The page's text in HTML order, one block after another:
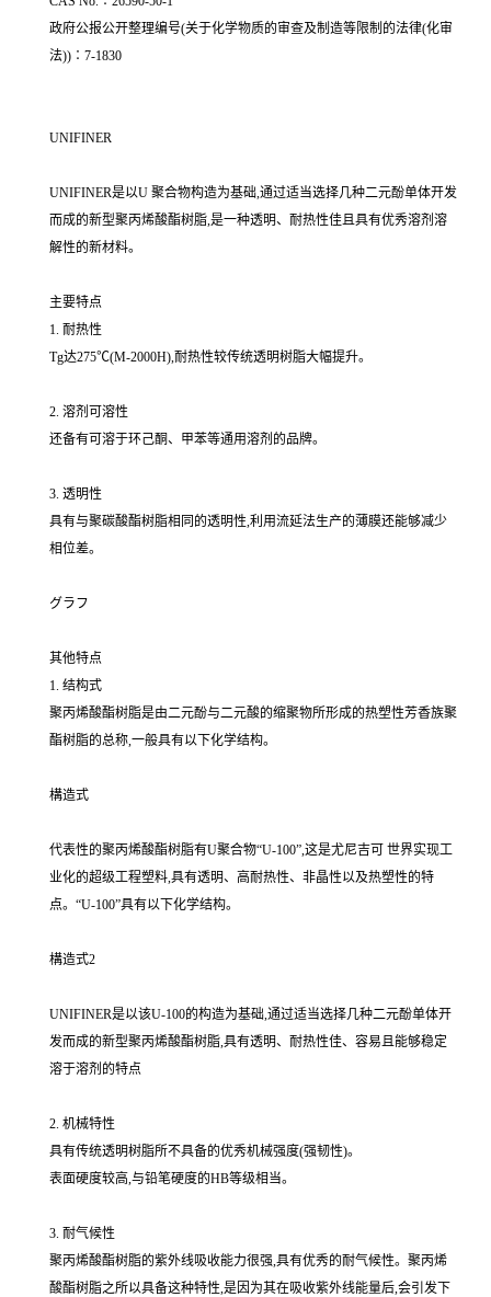
政府公报公开整理编号(关于化学物质的审查及制造等限制的法律(化审
法))∶7-1830
UNIFINER
UNIFINER是以U 聚合物构造为基础,通过适当选择几种二元酚单体开发
而成的新型聚丙烯酸酯树脂,是一种透明、耐热性佳且具有优秀溶剂溶
解性的新材料。
主要特点
1. 耐热性
Tg达275℃(M-2000H),耐热性较传统透明树脂大幅提升。
2. 溶剂可溶性
还备有可溶于环己酮、甲苯等通用溶剂的品牌。
3. 透明性
具有与聚碳酸酯树脂相同的透明性,利用流延法生产的薄膜还能够减少
相位差。
グラフ
其他特点
1. 结构式
聚丙烯酸酯树脂是由二元酚与二元酸的缩聚物所形成的热塑性芳香族聚
酯树脂的总称,一般具有以下化学结构。
構造式
代表性的聚丙烯酸酯树脂有U聚合物“U-100”,这是尤尼吉可 世界实现工
业化的超级工程塑料,具有透明、高耐热性、非晶性以及热塑性的特
点。“U-100”具有以下化学结构。
構造式2
UNIFINER是以该U-100的构造为基础,通过适当选择几种二元酚单体开
发而成的新型聚丙烯酸酯树脂,具有透明、耐热性佳、容易且能够稳定
溶于溶剂的特点
2. 机械特性
具有传统透明树脂所不具备的优秀机械强度(强韧性)。
表面硬度较高,与铅笔硬度的HB等级相当。
3. 耐气候性
聚丙烯酸酯树脂的紫外线吸收能力很强,具有优秀的耐气候性。聚丙烯
酸酯树脂之所以具备这种特性,是因为其在吸收紫外线能量后,会引发下